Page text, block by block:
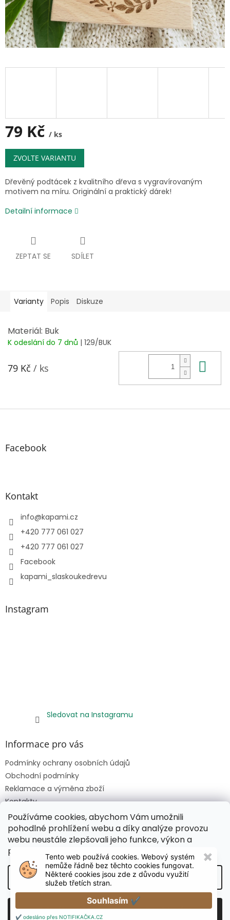
Používáme cookies, abychom Vám umožnili
pohodlné prohlížení webu a díky analýze provozu
webu neustále zlepšovali jeho funkce, výkon a
použitelnost.
Více informací zde
Nastavení
Odmítnout Souhlasím
79 Kč / ks
Měrná
cena:
ZVOLTE VARIANTU
Dřevěný podtácek z kvalitního dřeva s vygravírovaným
motivem na míru. Originální a praktický dárek!
Detailní informace
ZEPTAT SE SDÍLET
Varianty Popis Diskuze
Materiál: Buk
K odeslání do 7 dnů | 129/BUK
79 Kč / ks
Z
Facebook
Kontakt
info@kapami.cz
+420 777 061 027
+420 777 061 027
Facebook
kapami_slaskoukedrevu
Instagram
Sledovat na Instagramu
Informace pro vás
Podmínky ochrany osobních údajů
Obchodní podmínky
Reklamace a výměna zboží
Kontakty
Napište nám
Vytvořil Shoptet
KAPAMI. Všechna práva vyhrazena.
Upravit nastavení cookies
Tento web používá cookies. Webový systém
nemůže řádně bez těchto cookies fungovat.
Některé cookies jsou zde z důvodu využití
služeb třetích stran.
✖
Souhlasím ✔
✔️ odesláno přes NOTIFIKAČKA.CZ